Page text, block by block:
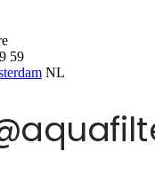
59
NL